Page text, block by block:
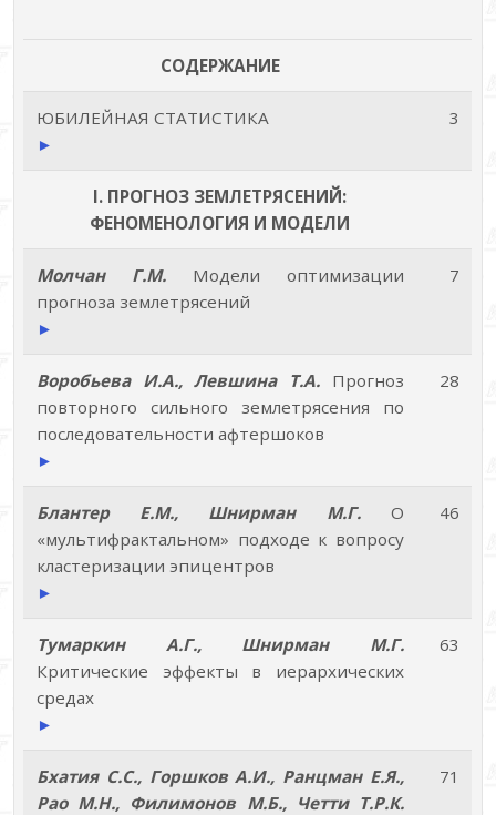
СОДЕРЖАНИЕ
ЮБИЛЕЙНАЯ СТАТИСТИКА
►
3
I. ПРОГНОЗ ЗЕМЛЕТРЯСЕНИЙ:
ФЕНОМЕНОЛОГИЯ И МОДЕЛИ
Молчан Г.М.Модели оптимизации
прогноза землетрясений
►
7
Воробьева И.А., Левшина Т.А. Прогноз
повторного сильного землетрясения по
последовательности афтершоков
►
28
Блантер Е.М., Шнирман М.Г.О
«мультифрактальном» подходе к вопросу
кластеризации эпицентров
►
46
Тумаркин А.Г., Шнирман М.Г.
Критические эффекты в иерархических
средах
►
63
Бхатия С.С., Горшков А.И., Ранцман Е.Я.,
Pao М.Н., Филимонов М.Б., Четти Т.Р.К.
71